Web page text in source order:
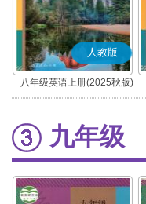
人教版
八年级英语上册(2025秋版)
九年级